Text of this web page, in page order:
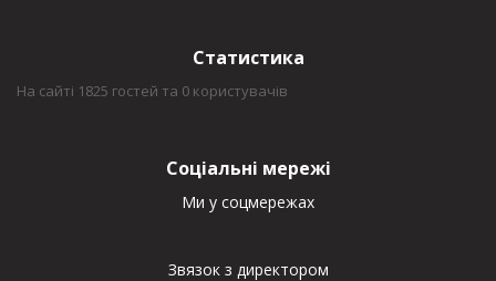
Статистика
На сайті 1825 гостей та 0 користувачів
Соціальні мережі
Ми у соцмережах
Звязок з директором